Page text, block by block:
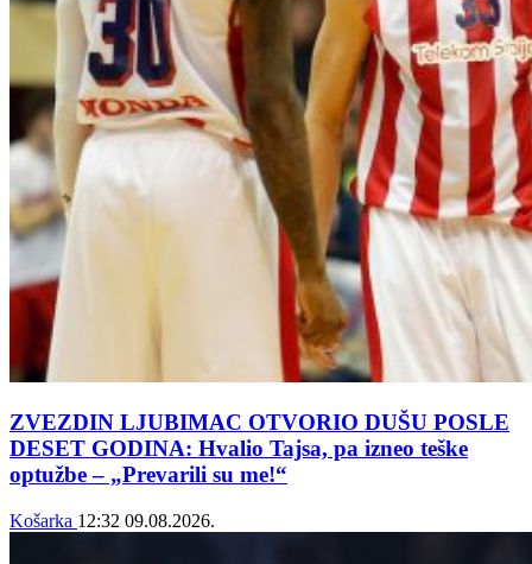
ZVEZDIN LJUBIMAC OTVORIO DUŠU POSLE
DESET GODINA: Hvalio Tajsa, pa izneo teške
optužbe – „Prevarili su me!“
Košarka 12:32 09.08.2026.